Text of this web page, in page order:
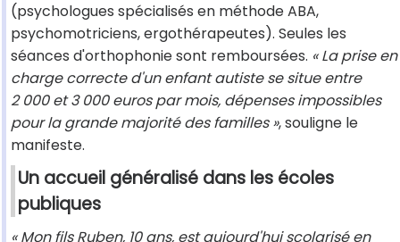
(psychologues spécialisés en méthode ABA,
psychomotriciens, ergothérapeutes). Seules les
séances d'orthophonie sont remboursées. « La prise en
charge correcte d'un enfant autiste se situe entre
2 000 et 3 000 euros par mois, dépenses impossibles
pour la grande majorité des familles », souligne le
manifeste.
Un accueil généralisé dans les écoles
publiques
« Mon fils Ruben, 10 ans, est aujourd'hui scolarisé en